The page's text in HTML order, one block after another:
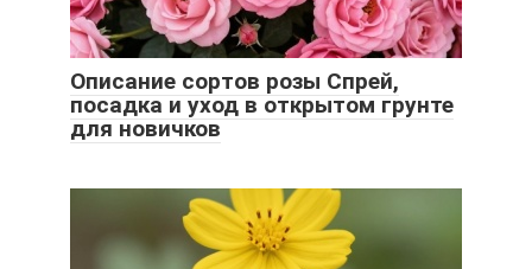
Описание сортов розы Спрей,
посадка и уход в открытом грунте
для новичков